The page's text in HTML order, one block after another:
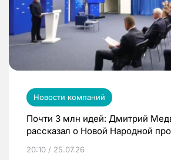
Новости компаний
Почти 3 млн идей: Дмитрий
рассказал о Новой Народной
20:10 / 25.07.26